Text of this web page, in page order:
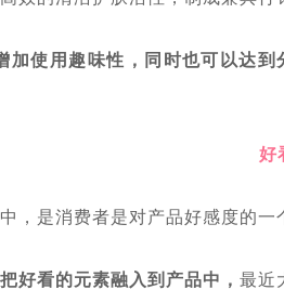
使用趣味性，同时也可以达到
好
，是消费者是对产品好感度的一
把好看的元素融入到产品中， 最近